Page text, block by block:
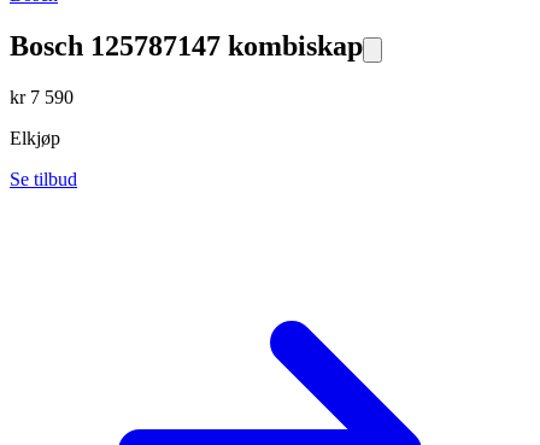
Bosch 125787147 kombiskap
kr 7 590
Elkjøp
Se tilbud